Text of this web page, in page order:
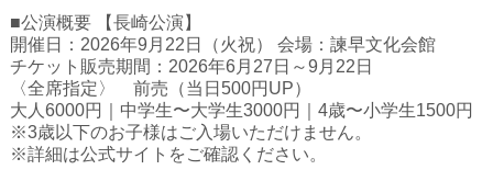
■公演概要 【長崎公演】
開催日：2026年9月22日（火祝） 会場：諫早文化会館
チケット販売期間：2026年6月27日～9月22日
〈全席指定〉 前売（当日500円UP）
大人6000円｜中学生〜大学生3000円｜4歳〜小学生1500円
※3歳以下のお子様はご入場いただけません。
※詳細は公式サイトをご確認ください。
はさみebooks
ながさき市ebooks
さいかいイーブックス
長崎MICE観光マップ